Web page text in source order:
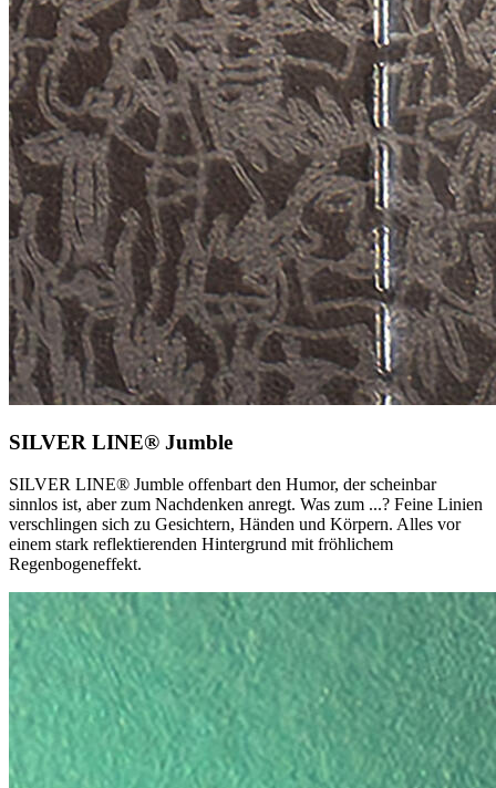
SILVER LINE® Jumble
SILVER LINE® Jumble offenbart den Humor, der scheinbar
sinnlos ist, aber zum Nachdenken anregt. Was zum ...? Feine Linien
verschlingen sich zu Gesichtern, Händen und Körpern. Alles vor
einem stark reflektierenden Hintergrund mit fröhlichem
Regenbogeneffekt.